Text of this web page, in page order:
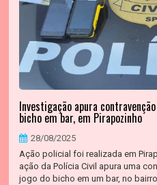
Investigação apura
bicho em bar, em Pirapozinho
28/08/2025
Ação policial foi realizada em
ação da Polícia Civil apura uma
jogo do bicho em um bar, no